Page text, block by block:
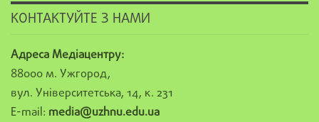
КОНТАКТУЙТЕ З НАМИ
Адреса Медіацентру:
88000 м. Ужгород,
вул. Університетська, 14, к. 231
E-mail: media@uzhnu.edu.ua